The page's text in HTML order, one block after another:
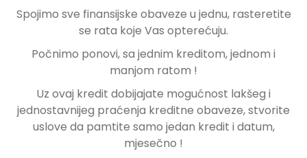
Spojimo sve finansijske obaveze u jednu, rasteretite
se rata koje Vas opterećuju.
Počnimo ponovi, sa jednim kreditom, jednom i
manjom ratom !
Uz ovaj kredit dobijajate mogućnost lakšeg i
jednostavnijeg praćenja kreditne obaveze, stvorite
uslove da pamtite samo jedan kredit i datum,
mjesečno !